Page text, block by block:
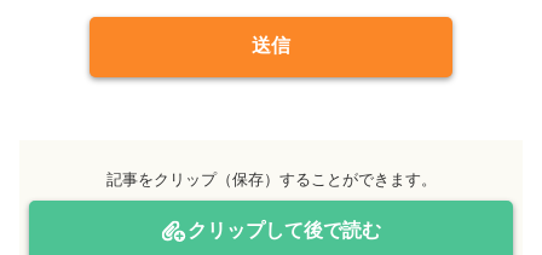
送信
記事をクリップ（保存）することができます。
クリップして後で読む